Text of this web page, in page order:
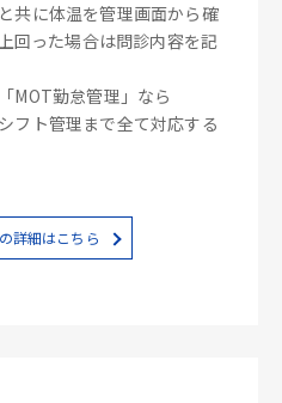
共に体温を管理画面から確
回った場合は問診内容を記
MOT勤怠管理」なら
フト管理まで全て対応する
詳細はこちら